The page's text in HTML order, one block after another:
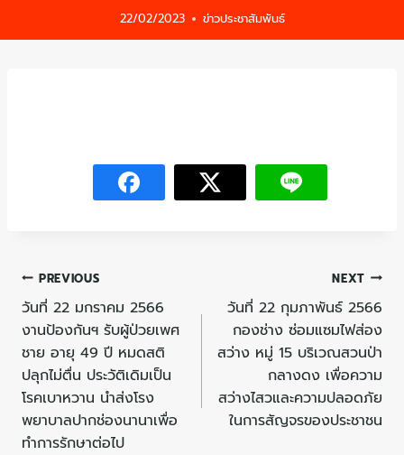
22/02/2023 ข่าวประชาสัมพันธ์
PREVIOUS
วันที่ 22 มกราคม 2566
งานป้องกันฯ รับผู้ป่วยเพศ
ชาย อายุ 49 ปี หมดสติ
ปลุกไม่ตื่น ประวัติเดิมเป็น
โรคเบาหวาน นำส่งโรง
พยาบาลปากช่องนานาเพื่อ
ทำการรักษาต่อไป
NEXT
วันที่ 22 กุมภาพันธ์ 2566
กองช่าง ซ่อมแซมไฟส่อง
สว่าง หมู่ 15 บริเวณสวนป่า
กลางดง เพื่อความ
สว่างไสวและความปลอดภัย
ในการสัญจรของประชาชน